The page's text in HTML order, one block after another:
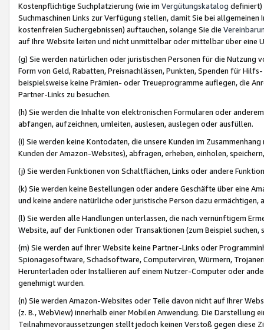
Kostenpflichtige Suchplatzierung (wie im Vergütungskatalog definiert)
Suchmaschinen Links zur Verfügung stellen, damit Sie bei
kostenfreien Suchergebnissen) auftauchen, solange Sie die
auf Ihre Website leiten und nicht unmittelbar oder mittelbar über eine
(g) Sie werden natürlichen oder juristischen Personen für die Nutzung
Form von Geld, Rabatten, Preisnachlässen, Punkten, Spenden für
beispielsweise keine Prämien- oder Treueprogramme auflegen, die
Partner-Links zu besuchen.
(h) Sie werden die Inhalte von elektronischen Formularen oder
abfangen, aufzeichnen, umleiten, auslesen, auslegen oder ausfüllen.
(i) Sie werden keine Kontodaten, die unsere Kunden im
Kunden der Amazon-Websites), abfragen, erheben, einholen,
(j) Sie werden Funktionen von Schaltflächen, Links oder andere
(k) Sie werden keine Bestellungen oder andere Geschäfte über eine
und keine andere natürliche oder juristische Person dazu
(l) Sie werden alle Handlungen unterlassen, die nach vernünftigem
Website, auf der Funktionen oder Transaktionen (zum Beispiel
(m) Sie werden auf Ihrer Website keine Partner-Links oder
Spionagesoftware, Schadsoftware, Computerviren, Würmern,
Herunterladen oder Installieren auf einem Nutzer-Computer oder
genehmigt wurden.
(n) Sie werden Amazon-Websites oder Teile davon nicht auf Ihrer
(z. B., WebView) innerhalb einer Mobilen Anwendung. Die Darstellung
Teilnahmevoraussetzungen stellt jedoch keinen Verstoß gegen diese